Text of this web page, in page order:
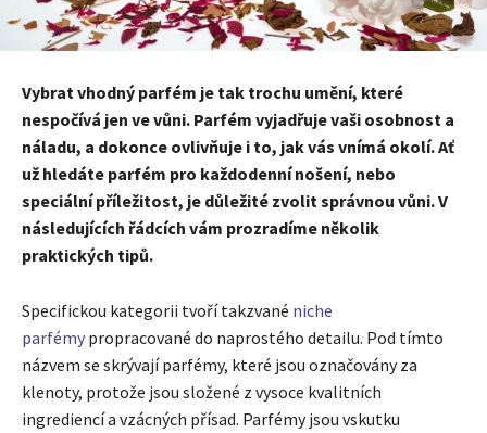
Vybrat vhodný parfém je tak trochu umění, které
nespočívá jen ve vůni. Parfém vyjadřuje vaši osobnost a
náladu, a dokonce ovlivňuje i to, jak vás vnímá okolí. Ať
už hledáte parfém pro každodenní nošení, nebo
speciální příležitost, je důležité zvolit správnou vůni. V
následujících řádcích vám prozradíme několik
praktických tipů.
Specifickou kategorii tvoří takzvané niche
parfémy propracované do naprostého detailu. Pod tímto
názvem se skrývají parfémy, které jsou označovány za
klenoty, protože jsou složené z vysoce kvalitních
ingrediencí a vzácných přísad. Parfémy jsou vskutku